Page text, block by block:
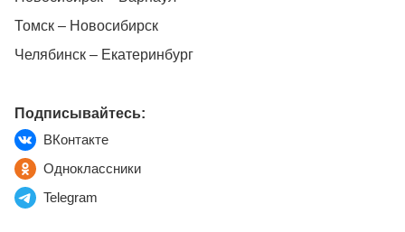
Томск – Новосибирск
Челябинск – Екатеринбург
Подписывайтесь:
ВКонтакте
Одноклассники
Telegram